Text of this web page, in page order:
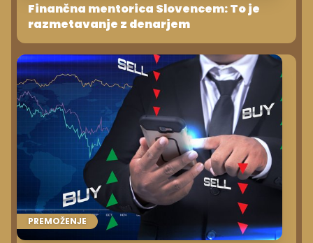
Finančna mentorica Slovencem: To je
razmetavanje z denarjem
PREMOŽENJE